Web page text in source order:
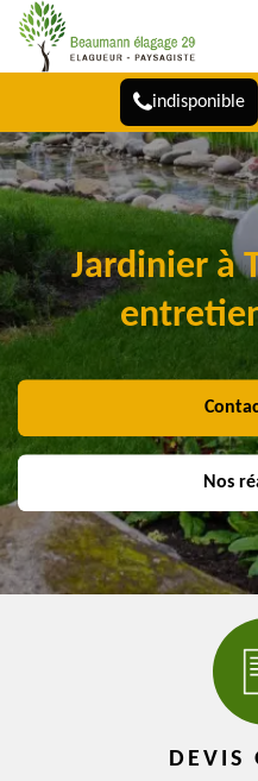
indisponible
Jardinier à
Nos
DEVIS